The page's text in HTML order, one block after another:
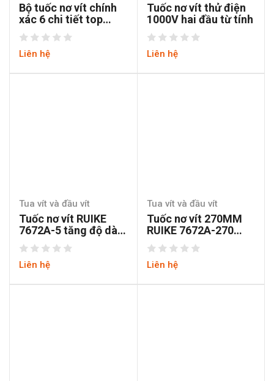
Bộ tuốc nơ vít chính
xác 6 chi tiết top
TPD-30007
Liên hệ
Tuốc nơ vít thử điện
1000V hai đầu từ tính
Liên hệ
Tua vít và đầu vít
Tuốc nơ vít RUIKE
7672A-5 tăng độ dài,
cán tăng lực thép
CRV
Liên hệ
Tua vít và đầu vít
Tuốc nơ vít 270MM
RUIKE 7672A-270
thép CRV cán tăng
lực
Liên hệ